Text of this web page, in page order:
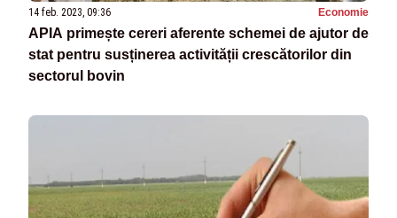
14 feb. 2023, 09:36 Economie
APIA primește cereri aferente schemei de ajutor de
stat pentru susținerea activității crescătorilor din
sectorul bovin